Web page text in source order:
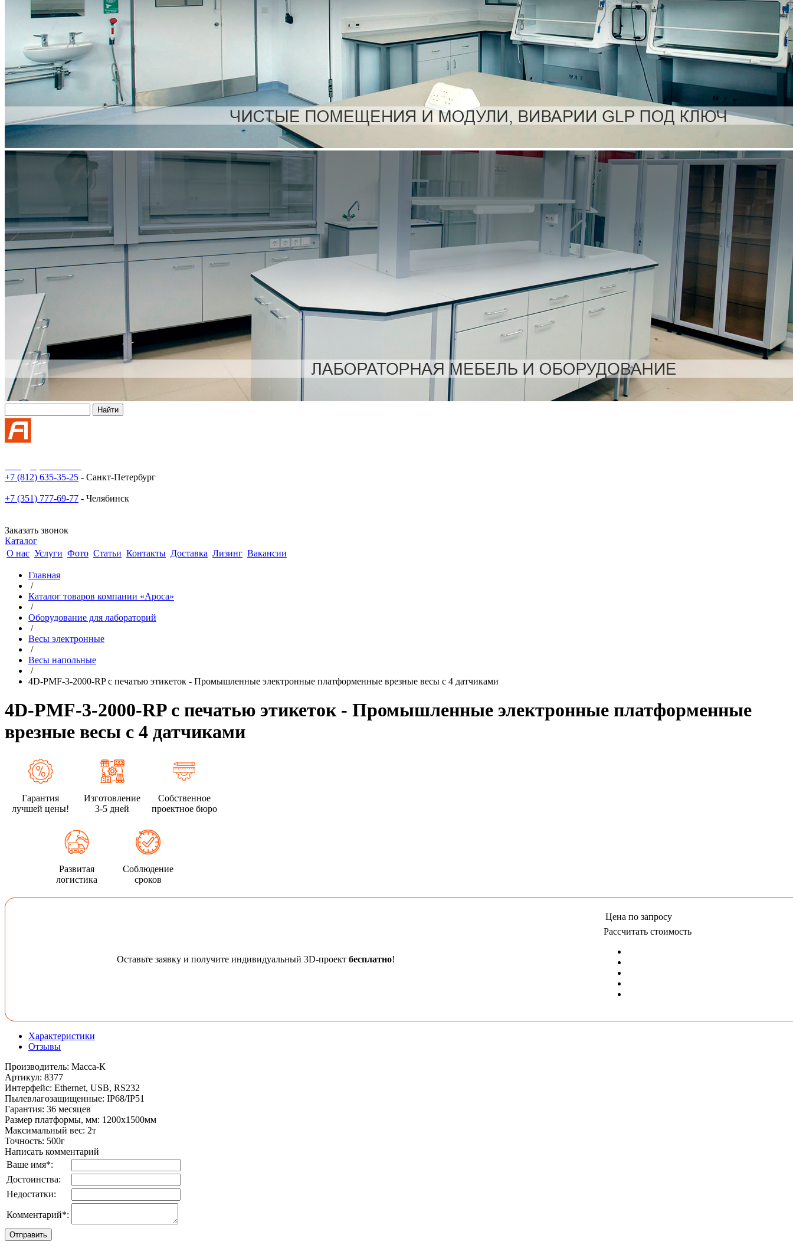
+7 (812) 635-35-25 - Санкт-Петербург
+7 (351) 777-69-77 - Челябинск
Заказать звонок
Каталог
О нас Услуги Фото Статьи Контакты Доставка Лизинг Вакансии
Главная
/
Каталог товаров компании «Ароса»
/
Оборудование для лабораторий
/
Весы электронные
/
Весы напольные
/
4D-PMF-3-2000-RP с печатью этикеток - Промышленные электронные платформенные врезные весы с 4 датчиками
4D-PMF-3-2000-RP с печатью этикеток - Промышленные электронные платформенные
врезные весы с 4 датчиками
Гарантия
лучшей цены!
Изготовление
3-5 дней
Собственное
проектное бюро
Развитая
логистика
Соблюдение
сроков
Оставьте заявку и получите индивидуальный 3D-проект бесплатно!
Цена по запросу
Рассчитать стоимость
Характеристики
Отзывы
Производитель: Масса-К
Артикул: 8377
Интерфейс: Ethernet, USB, RS232
Пылевлагозащищенные: IP68/IP51
Гарантия: 36 месяцев
Размер платформы, мм: 1200х1500мм
Максимальный вес: 2т
Точность: 500г
Написать комментарий
Ваше имя*:
Достоинства:
Недостатки:
Комментарий*: